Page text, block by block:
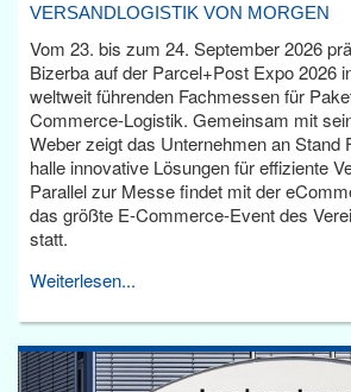
VERSANDLOGISTIK VON MORGEN
Vom 23. bis zum 24. September 2026
Bizerba auf der Parcel+Post Expo 2026
weltweit führenden Fachmessen für
Commerce-Logistik. Gemeinsam mit
Weber zeigt das Unternehmen an Stand
halle innovative Lösungen für effiziente
Parallel zur Messe findet mit der
das größte E-Commerce-Event des
statt.
Weiterlesen...